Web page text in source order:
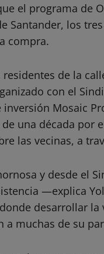
el programa de
Santander, los
compra.
de la
con el
inversión Mosaic
una década por
las vecinas, a
y desde el
—explica
desarrollar la
a muchas de su